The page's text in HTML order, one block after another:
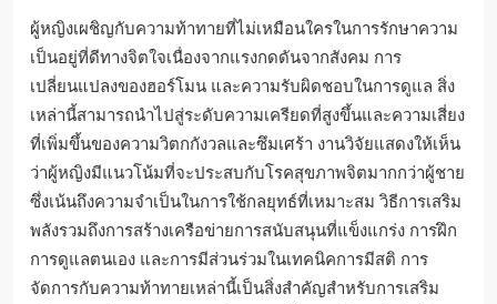
ผู้หญิงเผชิญกับความท้าทายที่ไม่เหมือนใครในการรักษาความ
เป็นอยู่ที่ดีทางจิตใจเนื่องจากแรงกดดันจากสังคม การ
เปลี่ยนแปลงของฮอร์โมน และความรับผิดชอบในการดูแล สิ่ง
เหล่านี้สามารถนำไปสู่ระดับความเครียดที่สูงขึ้นและความเสี่ยง
ที่เพิ่มขึ้นของความวิตกกังวลและซึมเศร้า งานวิจัยแสดงให้เห็น
ว่าผู้หญิงมีแนวโน้มที่จะประสบกับโรคสุขภาพจิตมากกว่าผู้ชาย
ซึ่งเน้นถึงความจำเป็นในการใช้กลยุทธ์ที่เหมาะสม วิธีการเสริม
พลังรวมถึงการสร้างเครือข่ายการสนับสนุนที่แข็งแกร่ง การฝึก
การดูแลตนเอง และการมีส่วนร่วมในเทคนิคการมีสติ การ
จัดการกับความท้าทายเหล่านี้เป็นสิ่งสำคัญสำหรับการเสริม